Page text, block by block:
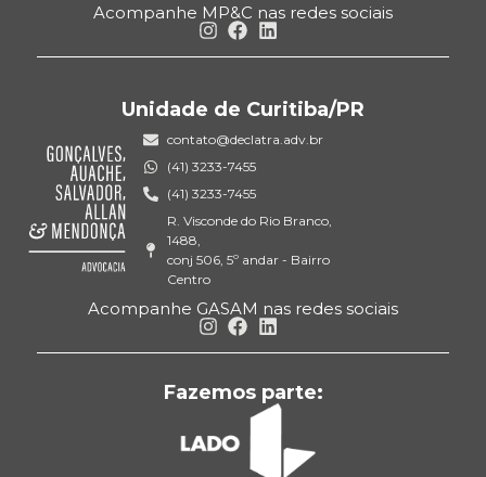
Acompanhe MP&C nas redes sociais
Unidade de Curitiba/PR
contato@declatra.adv.br
(41) 3233-7455
(41) 3233-7455
R. Visconde do Rio Branco,
1488,
conj 506, 5º andar - Bairro
Centro
Acompanhe GASAM nas redes sociais
Fazemos parte: